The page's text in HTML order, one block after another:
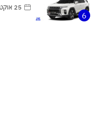
6
25 אוקטובר 2025